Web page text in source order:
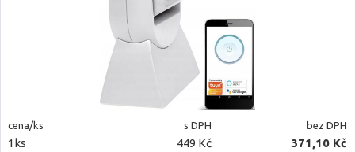
cena/ks s DPH bez DPH
1ks 449 Kč
371,10 Kč